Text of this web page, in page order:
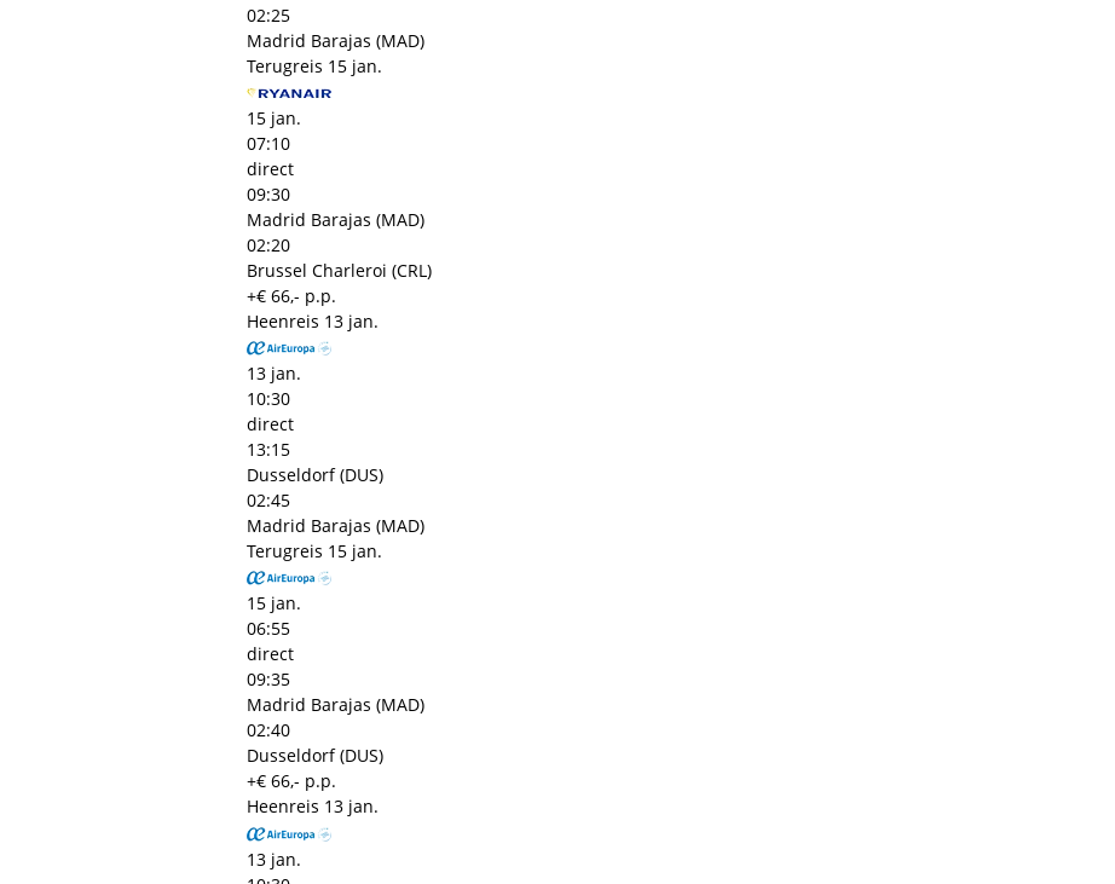
02:25
Madrid Barajas (MAD)
Terugreis 15 jan.
15 jan.
07:10
direct
09:30
Madrid Barajas (MAD)
02:20
Brussel Charleroi (CRL)
+€ 66,- p.p.
Heenreis 13 jan.
13 jan.
10:30
direct
13:15
Dusseldorf (DUS)
02:45
Madrid Barajas (MAD)
Terugreis 15 jan.
15 jan.
06:55
direct
09:35
Madrid Barajas (MAD)
02:40
Dusseldorf (DUS)
+€ 66,- p.p.
Heenreis 13 jan.
13 jan.